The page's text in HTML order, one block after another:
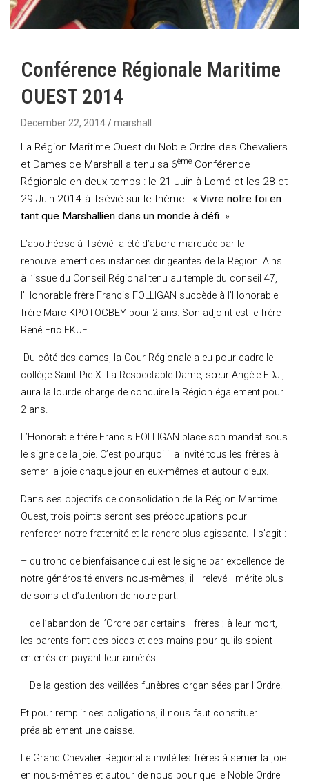
Conférence Régionale Maritime
OUEST 2014
December 22, 2014 marshall
La Région Maritime Ouest du Noble Ordre des Chevaliers
et Dames de Marshall a tenu sa 6ème Conférence
Régionale en deux temps : le 21 Juin à Lomé et les 28 et
29 Juin 2014 à Tsévié sur le thème : « Vivre notre foi en
tant que Marshallien dans un monde à défi. »
L’apothéose à Tsévié a été d’abord marquée par le
renouvellement des instances dirigeantes de la Région. Ainsi
à l’issue du Conseil Régional tenu au temple du conseil 47,
l’Honorable frère Francis FOLLIGAN succède à l’Honorable
frère Marc KPOTOGBEY pour 2 ans. Son adjoint est le frère
René Eric EKUE.
Du côté des dames, la Cour Régionale a eu pour cadre le
collège Saint Pie X. La Respectable Dame, sœur Angèle EDJI,
aura la lourde charge de conduire la Région également pour
2 ans.
L’Honorable frère Francis FOLLIGAN place son mandat sous
le signe de la joie. C’est pourquoi il a invité tous les frères à
semer la joie chaque jour en eux-mêmes et autour d’eux.
Dans ses objectifs de consolidation de la Région Maritime
Ouest, trois points seront ses préoccupations pour
renforcer notre fraternité et la rendre plus agissante. Il s’agit :
– du tronc de bienfaisance qui est le signe par excellence de
notre générosité envers nous-mêmes, il relevé mérite plus
de soins et d’attention de notre part.
– de l’abandon de l’Ordre par certains frères ; à leur mort,
les parents font des pieds et des mains pour qu’ils soient
enterrés en payant leur arriérés.
– De la gestion des veillées funèbres organisées par l’Ordre.
Et pour remplir ces obligations, il nous faut constituer
préalablement une caisse.
Le Grand Chevalier Régional a invité les frères à semer la joie
en nous-mêmes et autour de nous pour que le Noble Ordre